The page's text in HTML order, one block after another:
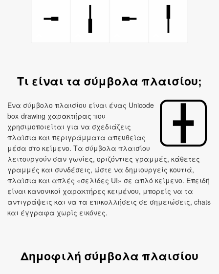
╼
╽ ╾ ╿
Τι είναι τα σύμβολα πλαισίου;
Ένα σύμβολο πλαισίου είναι ένας Unicode
box‑drawing χαρακτήρας που
χρησιμοποιείται για να σχεδιάζεις
πλαίσια και περιγράμματα απευθείας
μέσα στο κείμενο. Τα σύμβολα πλαισίου
λειτουργούν σαν γωνίες, οριζόντιες γραμμές, κάθετες
γραμμές και συνδέσεις, ώστε να δημιουργείς κουτιά,
πλαίσια και απλές «σελίδες UI» σε απλό κείμενο. Επειδή
είναι κανονικοί χαρακτήρες κειμένου, μπορείς να τα
αντιγράψεις και να τα επικολλήσεις σε σημειώσεις, chats
και έγγραφα χωρίς εικόνες.
Δημοφιλή σύμβολα πλαισίου